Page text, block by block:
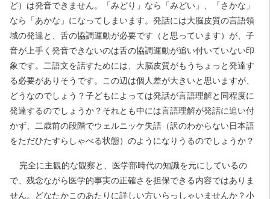
ど）は発音できません。「みどり」なら「みどい」、「さかな」
なら「あかな」になってしまいます。発話には大脳皮質の言語領
域の発達と、舌の協調運動が必要です（と思っています）が、子
音が上手く発音できないのは舌の協調運動が追い付いていない印
象です。二語文を話すためには、大脳皮質がもうちょっと発達す
る必要がありそうです。この辺は個人差が大きいと思いますが、
どうなのでしょう？子どもによっては発話が言語理解と同程度に
発達するのでしょうか？それとも中には言語理解が発話に追い付
かず、二歳前の段階でウェルニッケ失語（訳のわからない日本語
をただひたすらしゃべる状態）のようになりうるのでしょうか？
完全に主観的な観察と、医学部時代の知識を元にしているの
で、残念ながら医学的事実の正確さを担保できる内容ではありま
せん。どなたかこのあたりに詳しい方いらっしゃいませんか？小